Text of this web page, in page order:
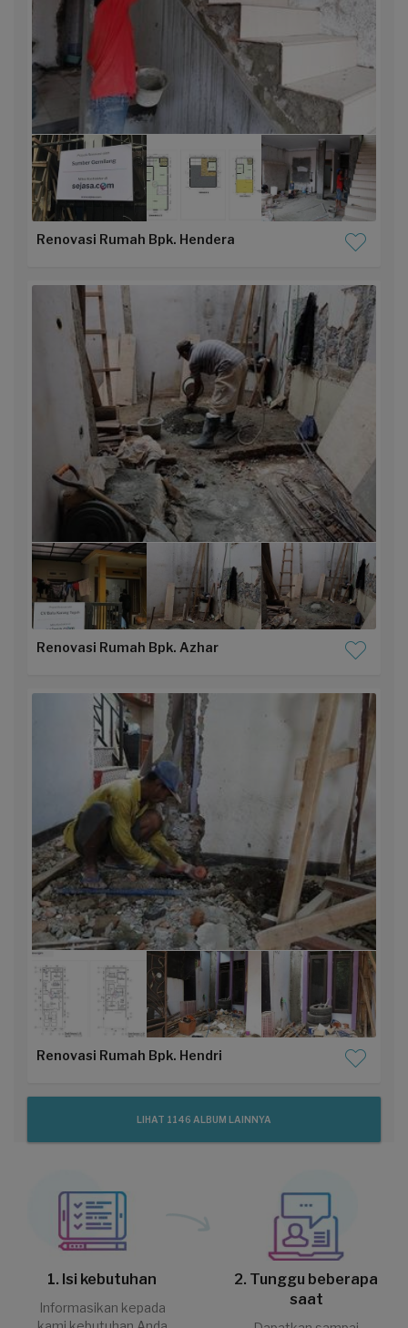
Renovasi Rumah Bpk. Hendera
Renovasi Rumah Bpk. Azhar
Renovasi Rumah Bpk. Hendri
LIHAT 1146 ALBUM LAINNYA
1. Isi kebutuhan
Informasikan kepada
2. Tunggu beberapa
saat